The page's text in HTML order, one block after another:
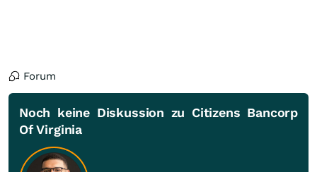
Forum
Noch keine Diskussion zu Citizens Bancorp
Of Virginia